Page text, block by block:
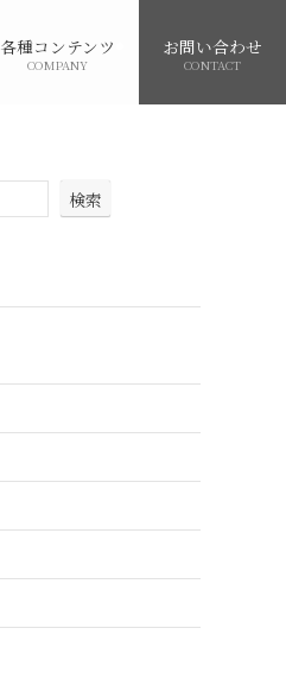
各種コンテンツ
COMPANY
お問い合わせ
CONTACT
検索